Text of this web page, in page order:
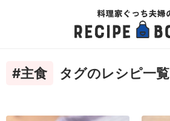
#主食 タグのレシピ一覧